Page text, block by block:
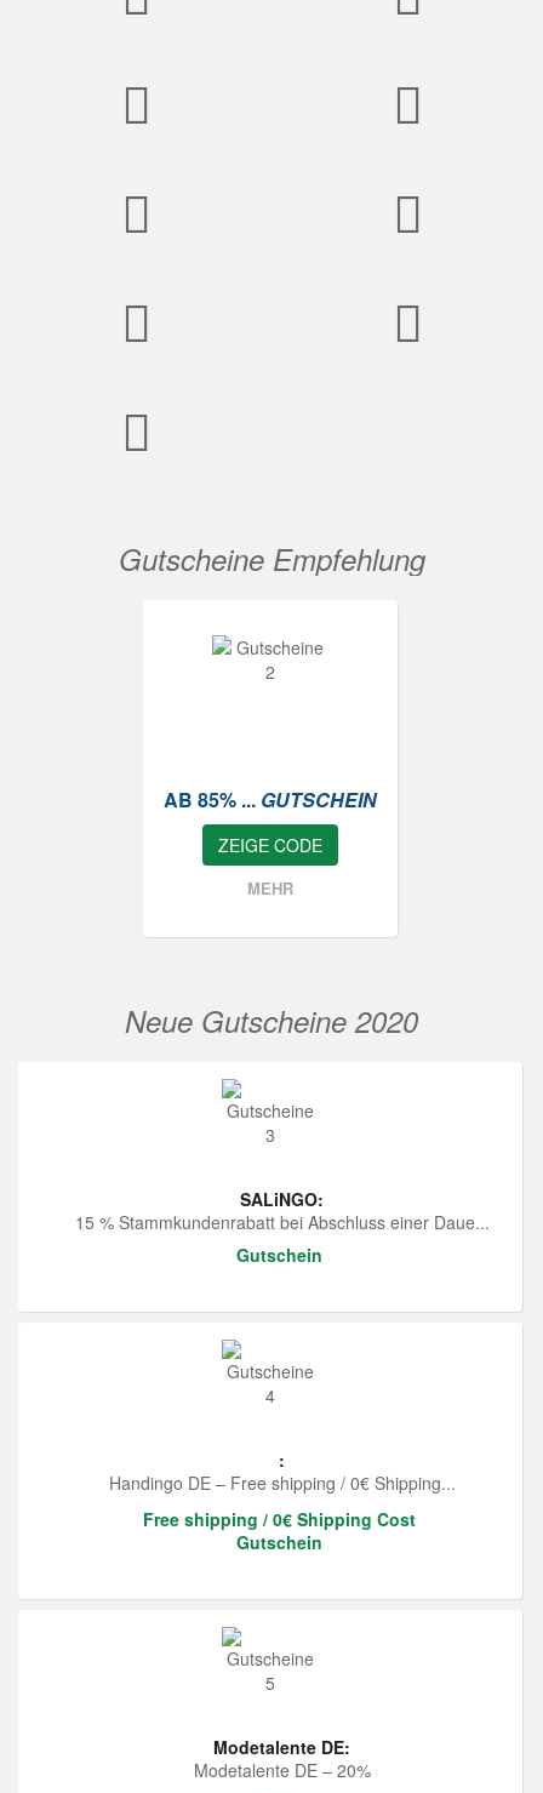
Gutscheine Empfehlung
AB 85% ... GUTSCHEIN
ZEIGE CODE
MEHR
Neue Gutscheine 2020
SALiNGO:
15 % Stammkundenrabatt bei Abschluss einer Daue...
Gutschein
:
Handingo DE – Free shipping / 0€ Shipping...
Free shipping / 0€ Shipping Cost
Gutschein
Modetalente DE:
Modetalente DE – 20%